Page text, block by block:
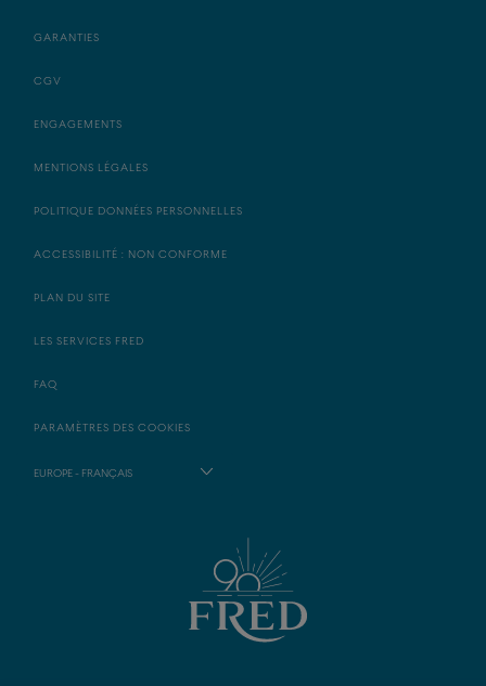
GARANTIES
CGV
ENGAGEMENTS
MENTIONS LÉGALES
POLITIQUE DONNÉES PERSONNELLES
ACCESSIBILITÉ : NON CONFORME
PLAN DU SITE
LES SERVICES FRED
FAQ
PARAMÈTRES DES COOKIES
EUROPE - FRANÇAIS